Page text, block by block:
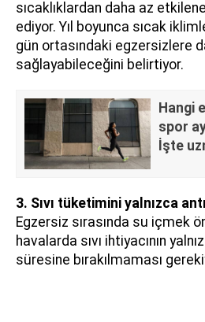
sıcaklıklardan daha az
ediyor. Yıl boyunca sıcak
gün ortasındaki egzersizlere
sağlayabileceğini belirtiyor.
Hangi
spor
İşte
3. Sıvı tüketimini yalnızca
Egzersiz sırasında su içmek
havalarda sıvı ihtiyacının
süresine bırakılmaması